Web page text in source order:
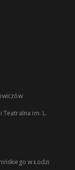
Teatralna im. L.
w Łodzi